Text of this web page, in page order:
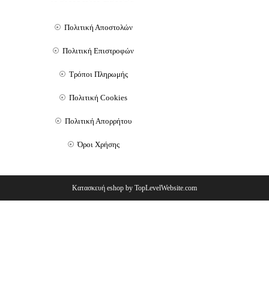
Πολιτική Αποστολών
Πολιτική Επιστροφών
Τρόποι Πληρωμής
Πολιτική Cookies
Πολιτική Απορρήτου
Όροι Χρήσης
Κατασκευή eshop by TopLevelWebsite.com